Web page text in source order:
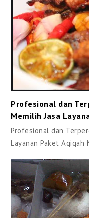
Profesional dan
Memilih Jasa
Profesional dan
Layanan Paket